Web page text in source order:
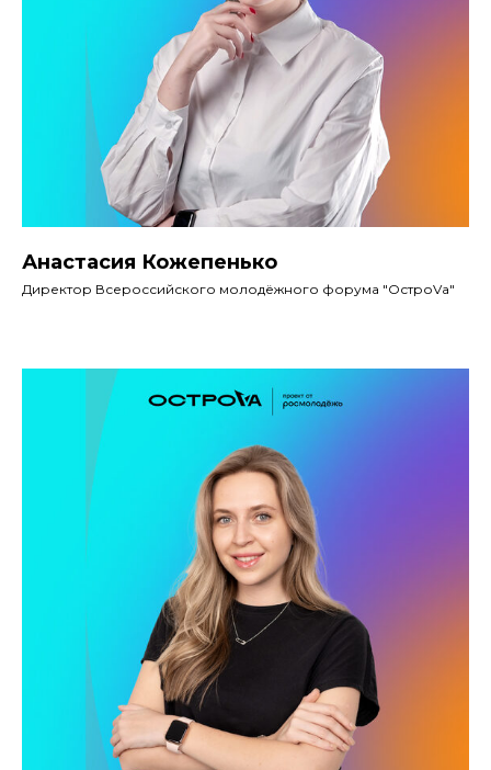
Анастасия Кожепенько
Директор Всероссийского молодёжного форума "ОстроVа"